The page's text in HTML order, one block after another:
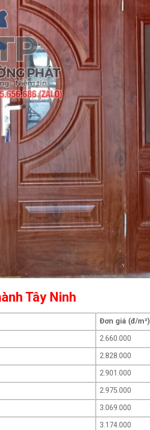
Tây Ninh
Đơn giá (đ/m²)
2.660.000
2.828.000
2.901.000
2.975.000
3.069.000
3.174.000